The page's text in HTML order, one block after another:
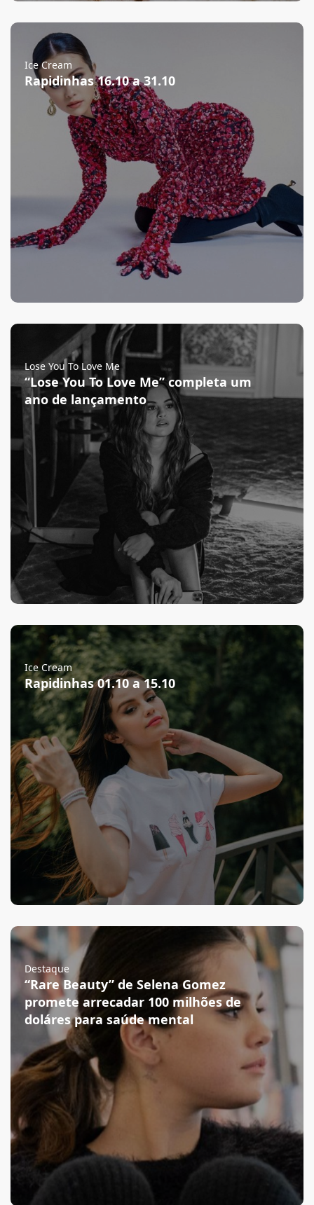
Ice Cream
Rapidinhas 16.10 a 31.10
Lose You To Love Me
“Lose You To Love Me” completa um
ano de lançamento
Ice Cream
Rapidinhas 01.10 a 15.10
Destaque
“Rare Beauty” de Selena Gomez
promete arrecadar 100 milhões de
doláres para saúde mental